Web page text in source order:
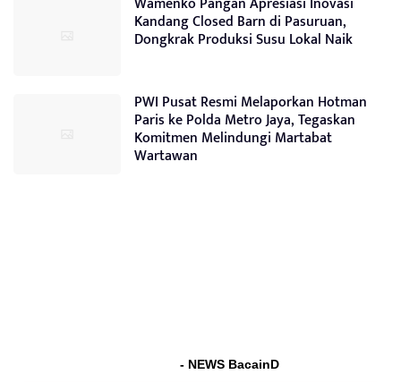
Kandang Closed Barn di Pasuruan,
Dongkrak Produksi Susu Lokal Naik
PWI Pusat Resmi Melaporkan Hotman
Paris ke Polda Metro Jaya, Tegaskan
Komitmen Melindungi Martabat
Wartawan
- NEWS BacainD